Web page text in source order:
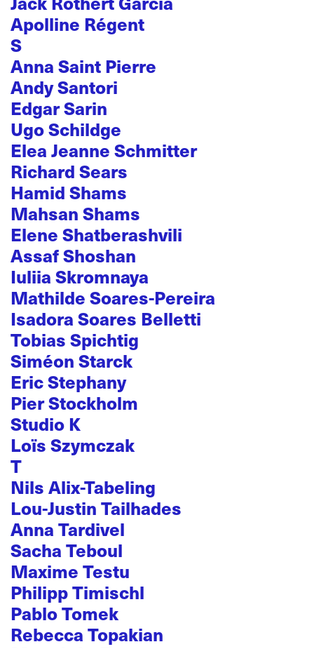
Apolline Régent
S
Anna Saint Pierre
Andy Santori
Edgar Sarin
Ugo Schildge
Elea Jeanne Schmitter
Richard Sears
Hamid Shams
Mahsan Shams
Elene Shatberashvili
Assaf Shoshan
Iuliia Skromnaya
Mathilde Soares-Pereira
Isadora Soares Belletti
Tobias Spichtig
Siméon Starck
Eric Stephany
Pier Stockholm
Studio K
Loïs Szymczak
T
Nils Alix-Tabeling
Lou-Justin Tailhades
Anna Tardivel
Sacha Teboul
Maxime Testu
Philipp Timischl
Pablo Tomek
Rebecca Topakian